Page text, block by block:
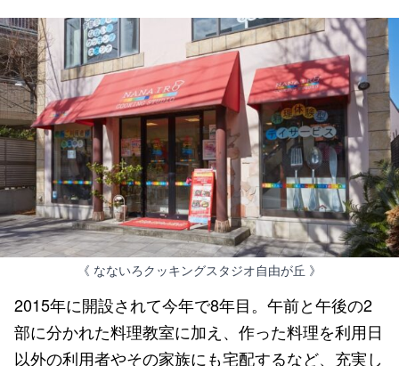
《 なないろクッキングスタジオ自由が丘 》
2015年に開設されて今年で8年目。午前と午後の2
部に分かれた料理教室に加え、作った料理を利用日
以外の利用者やその家族にも宅配するなど、充実し